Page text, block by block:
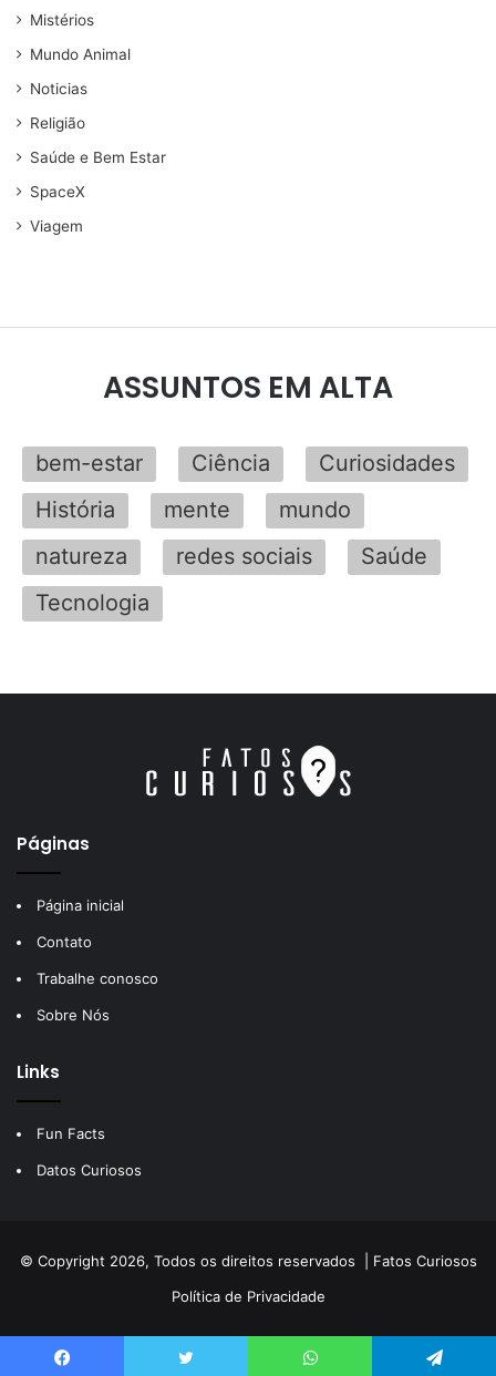
Mistérios
Mundo Animal
Noticias
Religião
Saúde e Bem Estar
SpaceX
Viagem
ASSUNTOS EM ALTA
bem-estar Ciência
Curiosidades
História
mente
mundo
natureza
redes sociais
Saúde
Tecnologia
Páginas
Página inicial
Contato
Trabalhe conosco
Sobre Nós
Links
Fun Facts
Datos Curiosos
© Copyright 2026, Todos os direitos reservados | Fatos Curiosos
Política de Privacidade